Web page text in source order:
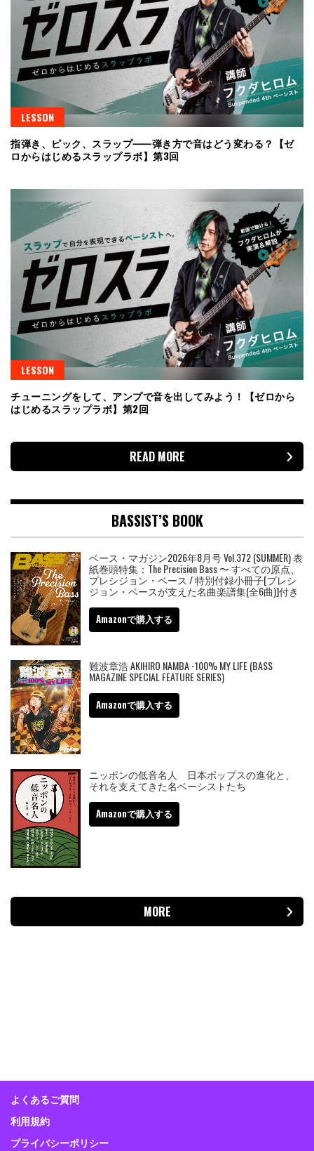
LESSON
指弾き、ピック、スラップ⸺弾き方で音はどう変わる？【ゼ
ロからはじめるスラップラボ】第3回
LESSON
チューニングをして、アンプで音を出してみよう！【ゼロから
はじめるスラップラボ】第2回
READ MORE
BASSIST’S BOOK
ベース・マガジン2026年8月号 Vol.372 (SUMMER) 表
紙巻頭特集：The Precision Bass 〜 すべての原点、
プレシジョン・ベース / 特別付録小冊子[プレシ
ジョン・ベースが支えた名曲楽譜集(全6曲)]付き
Amazonで購入する
難波章浩 AKIHIRO NAMBA -100% MY LIFE (BASS
MAGAZINE SPECIAL FEATURE SERIES)
Amazonで購入する
ニッポンの低音名人 日本ポップスの進化と、
それを支えてきた名ベーシストたち
Amazonで購入する
MORE
よくあるご質問
利用規約
プライバシーポリシー